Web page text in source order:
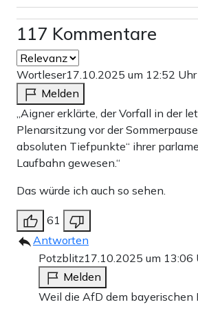
117 Kommentare
Wortleser17.10.2025 um 12:52 Uhr
Melden
„Aigner erklärte, der Vorfall in der
Plenarsitzung vor der
absoluten Tiefpunkte“ ihrer
Laufbahn gewesen.“
Das würde ich auch so sehen.
61
Antworten
Potzblitz17.10.2025 um 13:06
Melden
Weil die AfD dem bayerischen